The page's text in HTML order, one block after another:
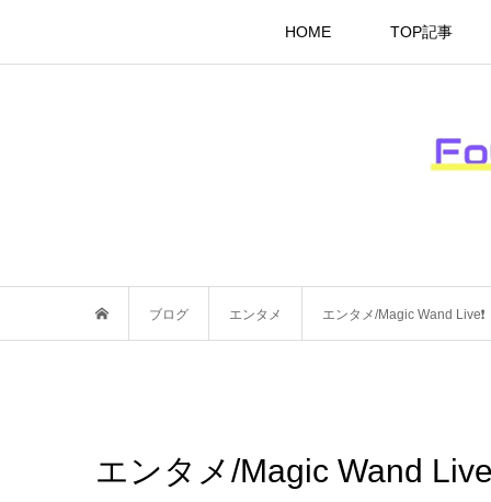
HOME TOP記事
ブログ エンタメ エンタメ/Magic Wand Live❗️
エンタメ/Magic Wand